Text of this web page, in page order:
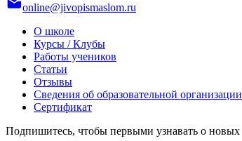
online@jivopismaslom.ru
О школе
Курсы / Клубы
Работы учеников
Статьи
Отзывы
Сведения об образовательной организации
Сертификат
Подпишитесь, чтобы первыми узнавать о новых